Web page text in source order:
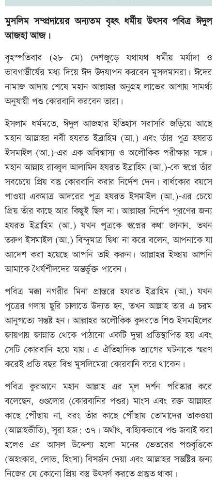
মুসলিম সম্প্রদায়ের অন্যতম বৃহৎ ধর্মীয় উৎসব পবিত্র ঈদুল
আজহা আজ।
বৃহস্পতিবার (২৮ মে) দেশজুড়ে যথাযথ ধর্মীয় মর্যাদা ও
ভাবগাম্ভীর্যের মধ্য দিয়ে ঈদ উদযাপন করবেন মুসলমানরা। ঈদের
নামাজ আদায় শেষে মহান আল্লাহর অনুগ্রহ লাভের আশায় সামর্থ্য
অনুযায়ী পশু কোরবানি করবেন তারা।
ইসলাম ধর্মমতে, ঈদুল আজহার ইতিহাস সরাসরি জড়িয়ে আছে
মহান আল্লাহর নবী হযরত ইব্রাহিম (আ.) এবং তাঁর পুত্র হযরত
ইসমাইল (আ.)-এর এক অবিশ্বাস্য ও অলৌকিক পরীক্ষার সঙ্গে।
মহান আল্লাহ রাব্বুল আলামিন হযরত ইব্রাহিম (আ.)-কে স্বপ্নে তাঁর
সবচেয়ে প্রিয় বস্তু কোরবানি করার নির্দেশ দেন। বার্ধক্যের বয়সে
পাওয়া একমাত্র আদরের পুত্র হযরত ইসমাইল (আ.)-এর চেয়ে
প্রিয় তাঁর কাছে আর কিছুই ছিল না। আল্লাহর নির্দেশ পূরণের জন্য
হযরত ইব্রাহিম (আ.) যখন পুত্রকে স্বপ্নের কথা জানান, তখন
তরুণ ইসমাইল (আ.) বিন্দুমাত্র দ্বিধা না করে বলেন, আপনাকে যা
আদেশ করা হয়েছে আপনি তাই করুন। আল্লাহর ইচ্ছায় আপনি
আমাকে ধৈর্যশীলদের অন্তর্ভুক্ত পাবেন।
পবিত্র মক্কা নগরীর মিনা প্রান্তরে হযরত ইব্রাহিম (আ.) যখন
পুত্রের গলায় ছুরি চালাতে উদ্যত হন, তখন আল্লাহ তার এ চরম
আনুগত্যে সন্তুষ্ট হন। আল্লাহর অলৌকিক কুদরতে শিশু ইসমাইলের
জায়গায় জান্নাত থেকে পাঠানো একটি দুম্বা প্রতিস্থাপিত হয় এবং
সেটি কোরবানি হয়ে যায়। এ ঐতিহাসিক ত্যাগের ঘটনাকে স্মরণ
করেই প্রতি বছর বিশ্ব মুসলিমেরা কোরবানি করে থাকেন।
পবিত্র কুরআনে মহান আল্লাহ এর মূল দর্শন পরিষ্কার করে
বলেছেন, ওগুলোর (কোরবানির পশুর) মাংস এবং রক্ত আল্লাহর
কাছে পৌঁছায় না, বরং তাঁর কাছে পৌঁছায় তোমাদের তাকওয়া
(আল্লাহভীতি), সূরা হজ: ৩৭। অর্থাৎ, বাহ্যিকভাবে পশু জবাই করা
হলেও এর আসল উদ্দেশ্য হলো মনের ভেতরের পশুবৃত্তিকে
(অহংকার, লোভ, হিংসা) বিসর্জন দেয়া এবং আল্লাহর সন্তুষ্টির জন্য
নিজের যে কোনো প্রিয় বস্তু উৎসর্গ করতে প্রস্তুত থাকা।